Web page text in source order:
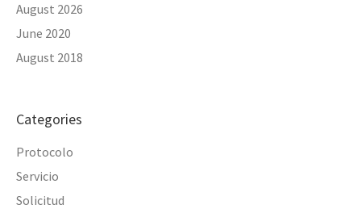
August 2026
June 2020
August 2018
Categories
Protocolo
Servicio
Solicitud